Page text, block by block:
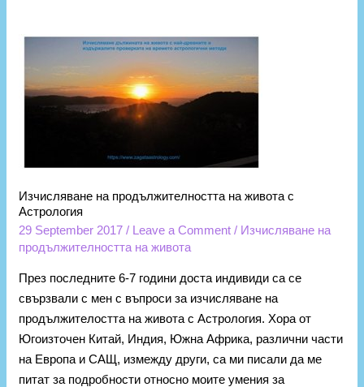
Изчисляване на продължителността на живота с
Астрология
29 September 2017/ Leave a Comment / Изчисляване на
продължителността на живота
През последните 6-7 години доста индивиди са се
свързвали с мен с въпроси за изчисляване на
продължителостта на живота с Астрология. Хора от
Югоизточен Китай, Индия, Южна Африка, различни части
на Европа и САЩ, измежду други, са ми писали да ме
питат за подробности относно моите умения за
Изчисляване
продължителността
Астрология